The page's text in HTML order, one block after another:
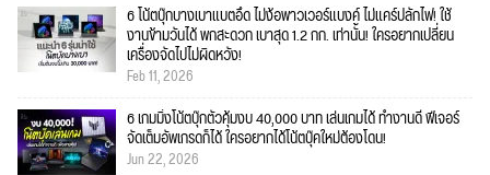
6 โน้ตบุ๊กบางเบาแบตอึด ไม่ง้อพาวเวอร์แบงค์ ไม่แคร์ปลั๊กไฟ! ใช้
งานข้ามวันได้ พกสะดวก เบาสุด 1.2 กก. เท่านั้น! ใครอยากเปลี่ยน
เครื่องจัดไปไม่ผิดหวัง!
Feb 11, 2026
6 เกมมิ่งโน้ตบุ๊กตัวคุ้มงบ 40,000 บาท เล่นเกมได้ ทำงานดี ฟีเจอร์
จัดเต็มอัพเกรดก็ได้ ใครอยากได้โน้ตบุ๊คใหม่ต้องโดน!
Jun 22, 2026